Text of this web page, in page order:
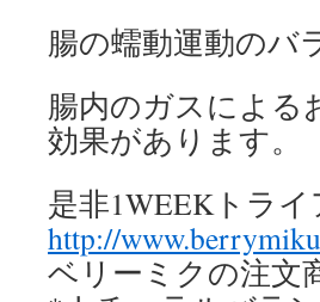
腸の蠕動運動のバ
腸内のガスによる
効果があります。
是非1WEEKトラ
http://
ベリーミクの注文